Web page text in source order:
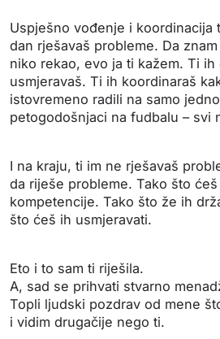
Uspješno vođenje i koordinacija
dan rješavaš probleme. Da
niko rekao, evo ja ti kažem. Ti
usmjeravaš. Ti ih koordinaraš
istovremeno radili na samo
petogodošnjaci na fudbalu – svi
I na kraju, ti im ne rješavaš
da riješe probleme. Tako što
kompetencije. Tako što že ih
što ćeš ih usmjeravati.
Eto i to sam ti riješila.
A, sad se prihvati stvarno
Topli ljudski pozdrav od mene
i vidim drugačije nego ti.